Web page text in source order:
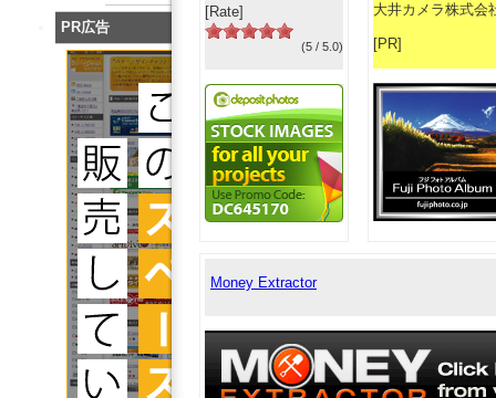
PR広告
[Rate]
(5 / 5.0)
大井カメラ株式会
[PR]
Money Extractor